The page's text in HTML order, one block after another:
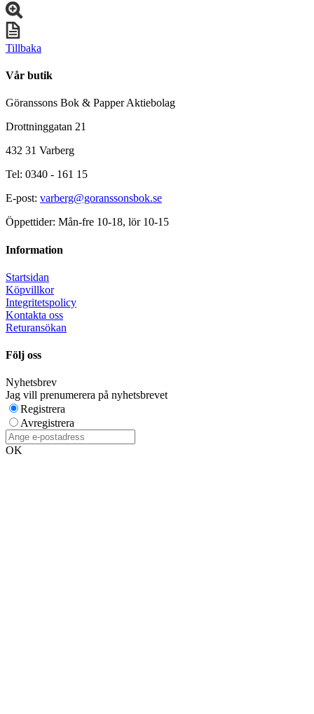
Tillbaka
Vår butik
Göranssons Bok & Papper Aktiebolag
Drottninggatan 21
432 31 Varberg
Tel: 0340 - 161 15
E-post: varberg@goranssonsbok.se
Öppettider: Mån-fre 10-18, lör 10-15
Information
Startsidan
Köpvillkor
Integritetspolicy
Kontakta oss
Returansökan
Följ oss
Nyhetsbrev
Jag vill prenumerera på nyhetsbrevet
Registrera
Avregistrera
OK